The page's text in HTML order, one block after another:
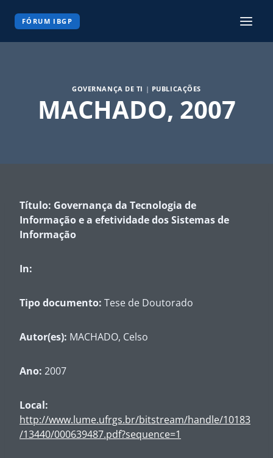
FÓRUM IBGP
GOVERNANÇA DE TI | PUBLICAÇÕES
MACHADO, 2007
Título: Governança da Tecnologia de
Informação e a efetividade dos Sistemas de
Informação
In:
Tipo documento: Tese de Doutorado
Autor(es): MACHADO, Celso
Ano: 2007
Local:
http://www.lume.ufrgs.br/bitstream/handle/10183
/13440/000639487.pdf?sequence=1